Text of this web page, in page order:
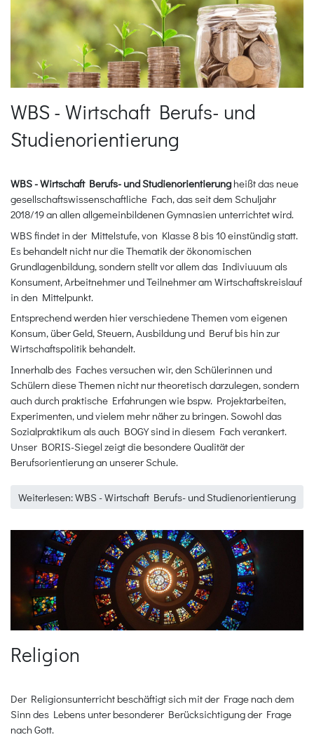
WBS - Wirtschaft Berufs- und
Studienorientierung
WBS - Wirtschaft Berufs- und Studienorientierung heißt das neue
gesellschaftswissenschaftliche Fach, das seit dem Schuljahr
2018/19 an allen allgemeinbildenen Gymnasien unterrichtet wird.
WBS findet in der Mittelstufe, von Klasse 8 bis 10 einstündig statt.
Es behandelt nicht nur die Thematik der ökonomischen
Grundlagenbildung, sondern stellt vor allem das Indiviuuum als
Konsument, Arbeitnehmer und Teilnehmer am Wirtschaftskreislauf
in den Mittelpunkt.
Entsprechend werden hier verschiedene Themen vom eigenen
Konsum, über Geld, Steuern, Ausbildung und Beruf bis hin zur
Wirtschaftspolitik behandelt.
Innerhalb des Faches versuchen wir, den Schülerinnen und
Schülern diese Themen nicht nur theoretisch darzulegen, sondern
auch durch praktische Erfahrungen wie bspw. Projektarbeiten,
Experimenten, und vielem mehr näher zu bringen. Sowohl das
Sozialpraktikum als auch BOGY sind in diesem Fach verankert.
Unser BORIS-Siegel zeigt die besondere Qualität der
Berufsorientierung an unserer Schule.
Weiterlesen: WBS - Wirtschaft Berufs- und Studienorientierung
Religion
Der Religionsunterricht beschäftigt sich mit der Frage nach dem
Sinn des Lebens unter besonderer Berücksichtigung der Frage
nach Gott.